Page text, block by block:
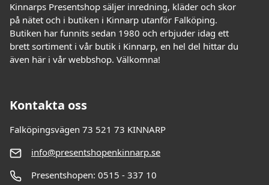
Kinnarps Presentshop säljer inredning, kläder och skor
på nätet och i butiken i Kinnarp utanför Falköping.
Butiken har funnits sedan 1980 och erbjuder idag ett
brett sortiment i vår butik i Kinnarp, en hel del hittar du
även här i vår webbshop. Välkomna!
Kontakta oss
Falköpingsvägen 73 521 73 KINNARP
info@presentshopenkinnarp.se
Presentshopen: 0515 - 337 10